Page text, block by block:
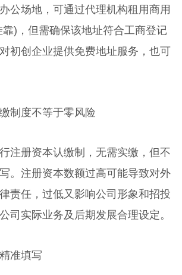
公场地，可通过代理机构租用商用
)，但需确保该地址符合工商登记
初创企业提供免费地址服务，也可
制度不等于零风险
注册资本认缴制，无需实缴，但不
。注册资本数额过高可能导致对外
责任，过低又影响公司形象和招投
司实际业务及后期发展合理设定。
准填写